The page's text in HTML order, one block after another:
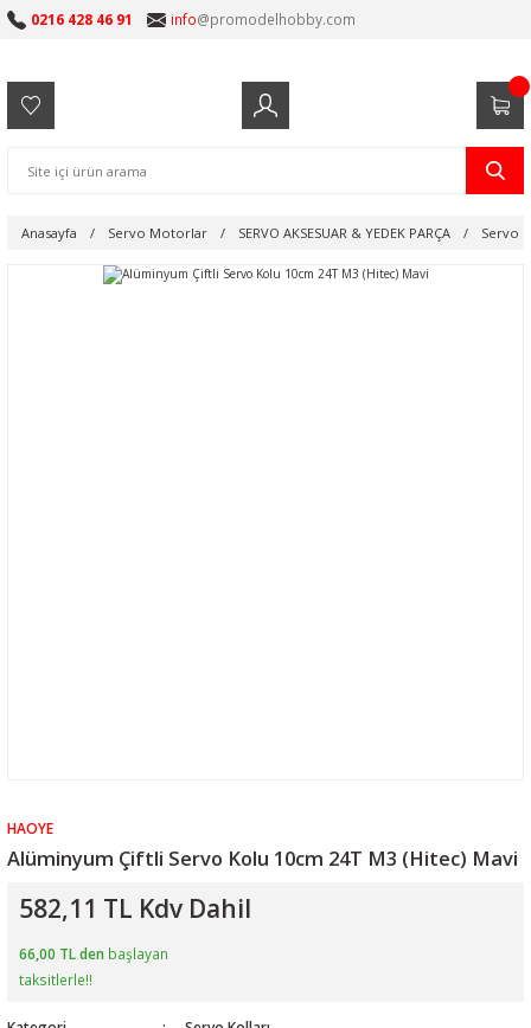
0216 428 46 91 info@promodelhobby.com
Anasayfa Servo Motorlar SERVO AKSESUAR & YEDEK PARÇA Servo
HAOYE
Alüminyum Çiftli Servo Kolu 10cm 24T M3 (Hitec) Mavi
582,11 TL Kdv Dahil
66,00 TL den başlayan
taksitlerle!!